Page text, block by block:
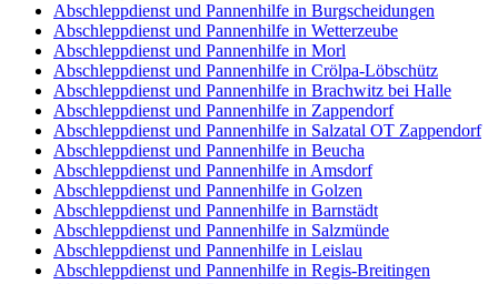
Abschleppdienst und Pannenhilfe in Burgscheidungen
Abschleppdienst und Pannenhilfe in Wetterzeube
Abschleppdienst und Pannenhilfe in Morl
Abschleppdienst und Pannenhilfe in Crölpa-Löbschütz
Abschleppdienst und Pannenhilfe in Brachwitz bei Halle
Abschleppdienst und Pannenhilfe in Zappendorf
Abschleppdienst und Pannenhilfe in Salzatal OT Zappendorf
Abschleppdienst und Pannenhilfe in Beucha
Abschleppdienst und Pannenhilfe in Amsdorf
Abschleppdienst und Pannenhilfe in Golzen
Abschleppdienst und Pannenhilfe in Barnstädt
Abschleppdienst und Pannenhilfe in Salzmünde
Abschleppdienst und Pannenhilfe in Leislau
Abschleppdienst und Pannenhilfe in Regis-Breitingen